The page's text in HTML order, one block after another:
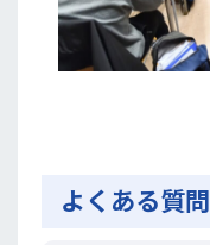
よくある質問